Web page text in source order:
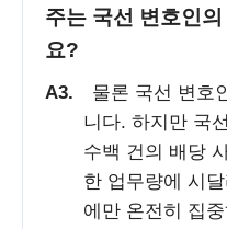
주는 국선 변호인
요?
A3.
물론 국선 변호
니다. 하지만 국
수백 건의 배당
한 업무량에 시
에만 온전히 집